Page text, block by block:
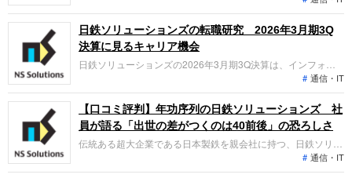
情報サービス企業です。基幹業務システムの企画・構築等を行
うビジネスソリューションと、ITインフラやDXコンサルティン
グ等を提供し、直近の業績は売上収益3813億円と増収増益の
傾向です。
日鉄ソリューションズの転職研究 2026年3月期3Q
決算に見るキャリア機会
日鉄ソリューションズの2026年3月期3Q決算は、インフォコ
ムの新規連結や「TAM型」モデルへの変革により売上高15%増
と大幅な成長を遂げました。通期営業利益430億円に向けて順
調に進捗し、人的資本への先行投資も活発です。DX市場で独
自の地位を築く同社でのキャリア機会を整理します。
通信・IT
【口コミ評判】年功序列の日鉄ソリューションズ 社
員が語る「出世の差がつくのは40前後」の恐ろしさ
伝統ある超大企業である日本製鉄を親会社に持つ、日鉄ソリュ
ーションズ（NSSOL）。中央官庁向け大型プロダクト案件の
増加などで業績を伸ばしています。メーカー的なのんびりした
通信・IT